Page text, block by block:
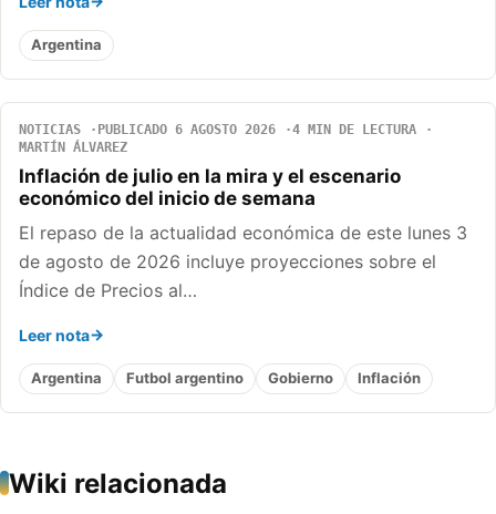
Argentina
NOTICIAS PUBLICADO 6 AGOSTO 2026
4 MIN DE LECTURA
MARTÍN ÁLVAREZ
Inflación de julio en la mira y el escenario
económico del inicio de semana
El repaso de la actualidad económica de este lunes 3
de agosto de 2026 incluye proyecciones sobre el
Índice de Precios al…
Leer nota
Argentina Futbol argentino Gobierno Inflación
Wiki relacionada